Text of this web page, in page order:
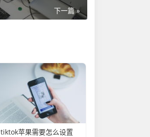
下一篇 »
tiktok苹果需要怎么设置